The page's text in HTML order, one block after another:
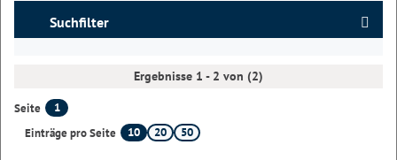
Suchfilter
Ergebnisse 1 - 2 von (2)
Seite
1
Einträge pro Seite
10 20 50